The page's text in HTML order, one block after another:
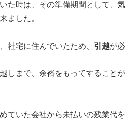
た時は、その準備期間として、気
ました。
社宅に住んでいたため、 引越が必
しまで、余裕をもってすることが
ていた会社から未払いの残業代を